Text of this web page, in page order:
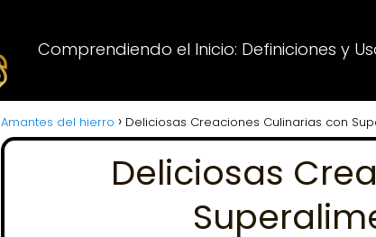
Comprendiendo el Inicio: Definiciones y
Amantes del hierro Deliciosas Creaciones Culinarias con
Deliciosas